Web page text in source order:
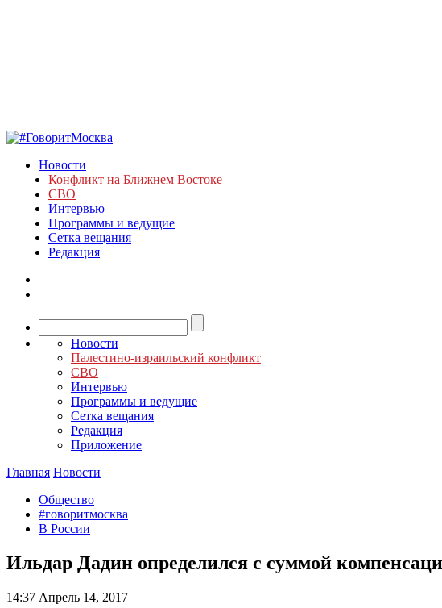
Новости
Конфликт на Ближнем Востоке
СВО
Интервью
Программы и ведущие
Сетка вещания
Редакция
Новости
Палестино-израильский конфликт
СВО
Интервью
Программы и ведущие
Сетка вещания
Редакция
Приложение
Главная Новости
Общество
#говоритмосква
В России
Ильдар Дадин определился с суммой
14:37 Апрель 14, 2017